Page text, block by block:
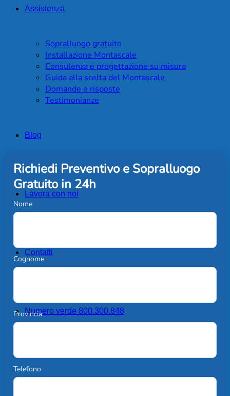
Assistenza
Sopralluogo gratuito
Installazione Montascale
Consulenza e progettazione su misura
Guida alla scelta del Montascale
Domande e risposte
Testimonianze
Blog
Lavora con noi
Contatti
Numero verde 800.300.848
Richiedi Preventivo e Sopralluogo
Gratuito in 24h
Nome
Cognome
Provincia
Telefono